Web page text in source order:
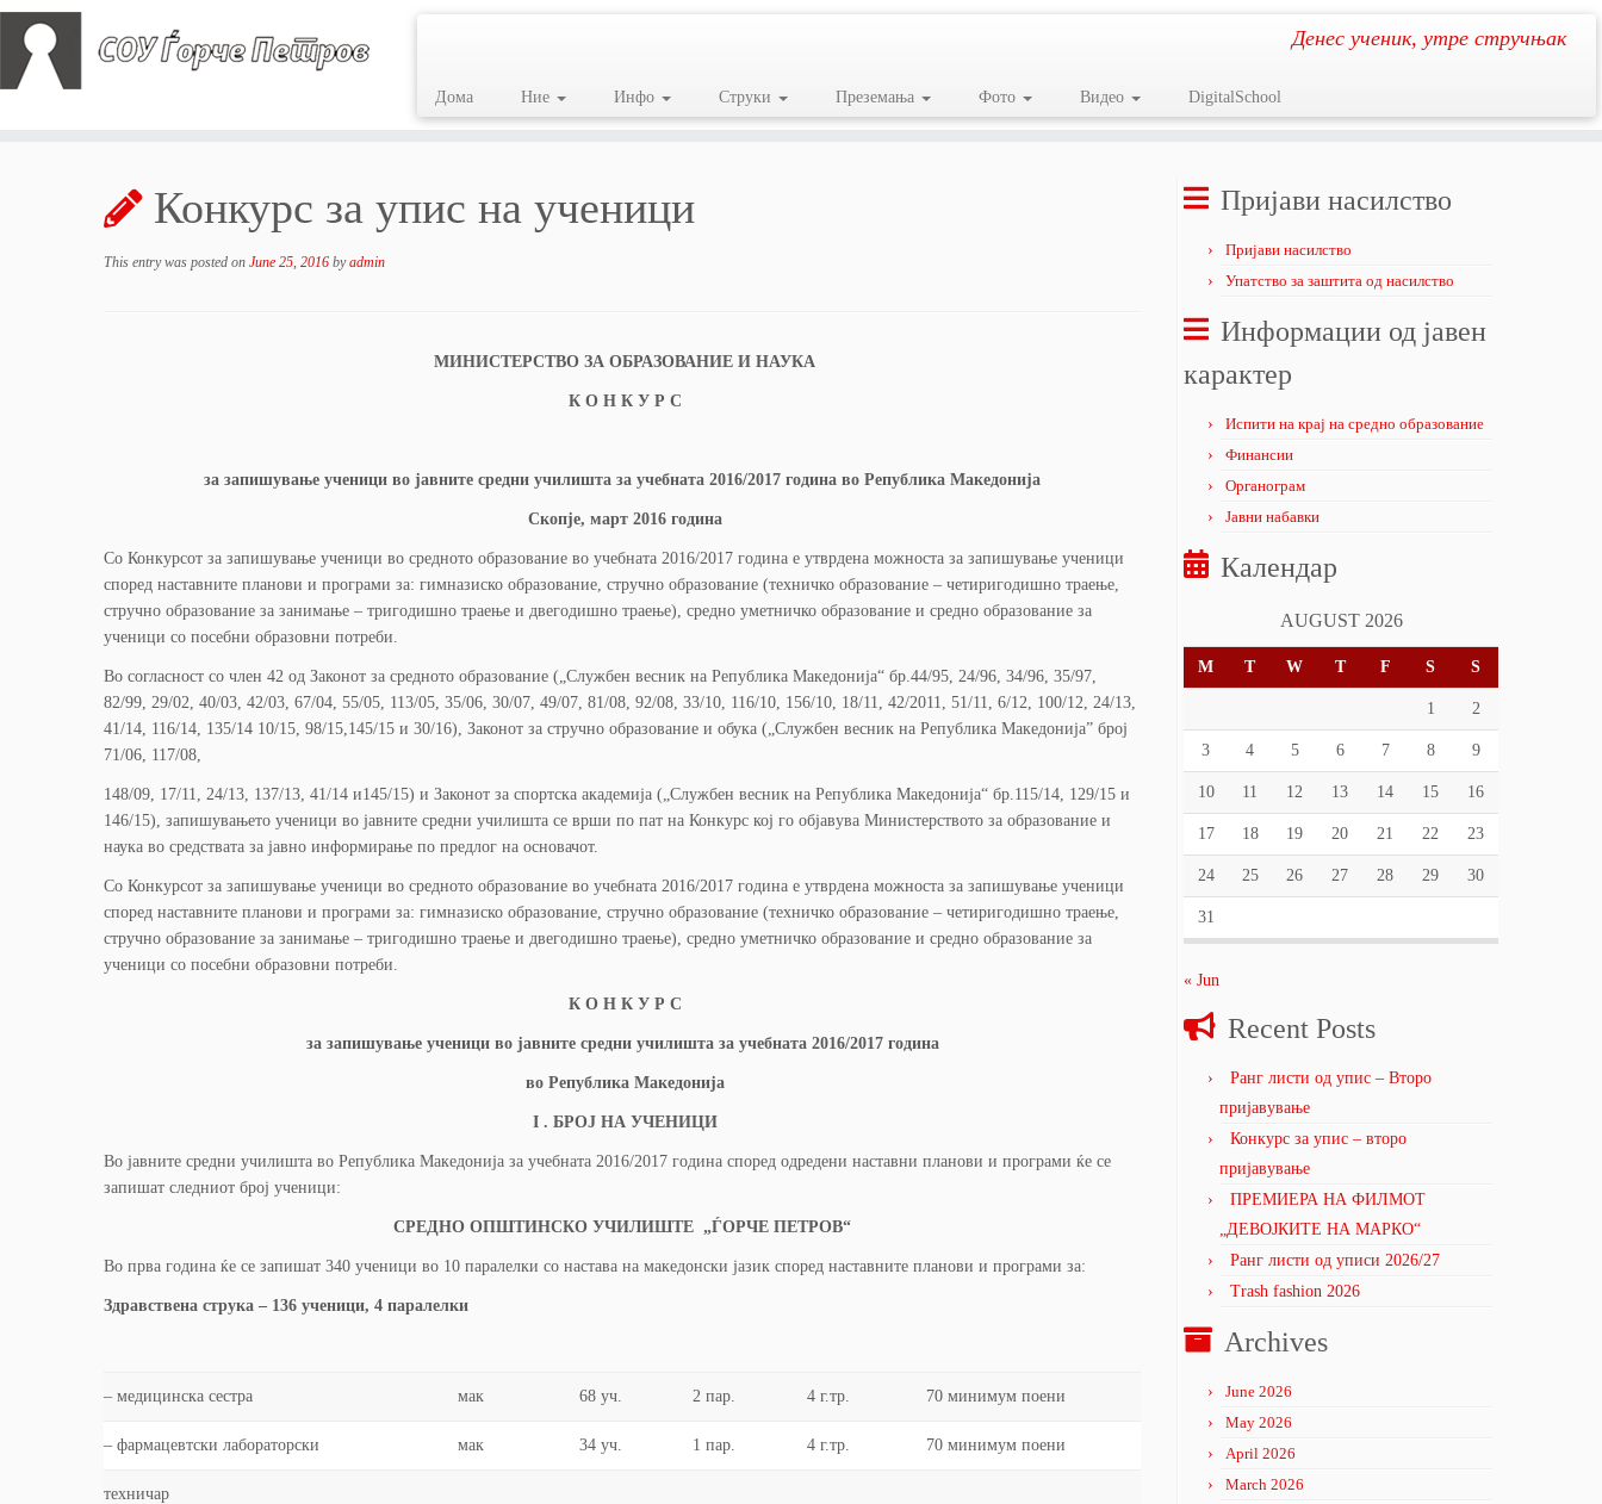
Денес ученик, утре стручњак
Дома Ние Инфо Струки Преземања Фото Видео DigitalSchool
Конкурс за упис на ученици
This entry was posted on June 25, 2016 byadmin
МИНИСТЕРСТВО ЗА ОБРАЗОВАНИЕ И НАУКА
К О Н К У Р С
за запишување ученици во јавните средни училишта за учебната 2016/2017 година во Република Македонија
Скопје, март 2016 година
Со Конкурсот за запишување ученици во средното образование во учебната 2016/2017 година е утврдена можноста за запишување ученици
според наставните планови и програми за: гимназиско образование, стручно образование (техничко образование – четиригодишно траење,
стручно образование за занимање – тригодишно траење и двегодишно траење), средно уметничко образование и средно образование за
ученици со посебни образовни потреби.
Во согласност со член 42 од Законот за средното образование („Службен весник на Република Македонија“ бр.44/95, 24/96, 34/96, 35/97,
82/99, 29/02, 40/03, 42/03, 67/04, 55/05, 113/05, 35/06, 30/07, 49/07, 81/08, 92/08, 33/10, 116/10, 156/10, 18/11, 42/2011, 51/11, 6/12, 100/12, 24/13,
41/14, 116/14, 135/14 10/15, 98/15,145/15 и 30/16), Законот за стручно образование и обука („Службен весник на Република Македонија” број
71/06, 117/08,
148/09, 17/11, 24/13, 137/13, 41/14 и145/15) и Законот за спортска академија („Службен весник на Република Македонија“ бр.115/14, 129/15 и
146/15), запишувањето ученици во јавните средни училишта се врши по пат на Конкурс кој го објавува Министерството за образование и
наука во средствата за јавно информирање по предлог на основачот.
Со Конкурсот за запишување ученици во средното образование во учебната 2016/2017 година е утврдена можноста за запишување ученици
според наставните планови и програми за: гимназиско образование, стручно образование (техничко образование – четиригодишно траење,
стручно образование за занимање – тригодишно траење и двегодишно траење), средно уметничко образование и средно образование за
ученици со посебни образовни потреби.
К О Н К У Р С
за запишување ученици во јавните средни училишта за учебната 2016/2017 година
во Република Македонија
I . БРОЈ НА УЧЕНИЦИ
Во јавните средни училишта во Република Македонија за учебната 2016/2017 година според одредени наставни планови и програми ќе се
запишат следниот број ученици:
СРЕДНО ОПШТИНСКО УЧИЛИШТЕ „ЃОРЧЕ ПЕТРОВ“
Во прва година ќе се запишат 340 ученици во 10 паралелки со настава на македонски јазик според наставните планови и програми за:
Здравствена струка – 136 ученици, 4 паралелки
– медицинска сестра мак 68 уч. 2 пар. 4 г.тр. 70 минимум поени
– фармацевтски лабораторски мак 34 уч. 1 пар. 4 г.тр. 70 минимум поени
техничар
Пријави насилство
Пријави насилство
Упатство за заштита од насилство
Информации од јавен
карактер
Испити на крај на средно образование
Финансии
Органограм
Јавни набавки
Календар
AUGUST 2026
M T W T F S S
1 2
3 4 5 6 7 8 9
10 11 12 13 14 15 16
17 18 19 20 21 22 23
24 25 26 27 28 29 30
31
« Jun
Recent Posts
Ранг листи од упис – Второ
пријавување
Конкурс за упис – второ
пријавување
ПРЕМИЕРА НА ФИЛМОТ
„ДЕВОЈКИТЕ НА МАРКО“
Ранг листи од уписи 2026/27
Trash fashion 2026
Archives
June 2026
May 2026
April 2026
March 2026